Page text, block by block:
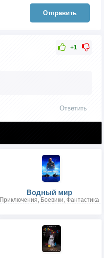
Отправить
+1
Ответить
Водный мир
Приключения, Боевики, Фантастика